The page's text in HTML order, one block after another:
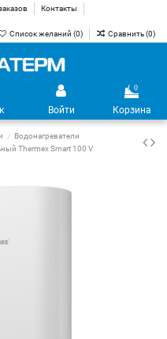
Контакты
Список желаний (0) Сравнить (0)
Войти
0
Корзина
Водонагреватели
Thermex Smart 100 V